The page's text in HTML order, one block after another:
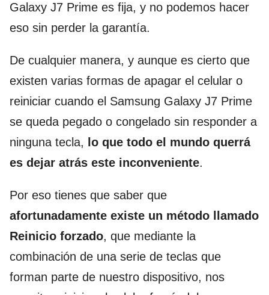
Galaxy J7 Prime es fija, y no podemos hacer
eso sin perder la garantía.
De cualquier manera, y aunque es cierto que
existen varias formas de apagar el celular o
reiniciar cuando el Samsung Galaxy J7 Prime
se queda pegado o congelado sin responder a
ninguna tecla,
lo que todo el mundo querrá
es dejar atrás este inconveniente.
Por eso tienes que saber que
afortunadamente existe un método llamado
Reinicio forzado, que mediante la
combinación de una serie de teclas que
forman parte de nuestro dispositivo, nos